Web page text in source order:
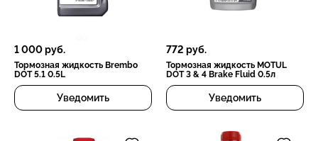
1 000руб.
Тормозная жидкость Brembo
DOT 5.1 0.5L
Уведомить
772 руб.
Тормозная жидкость MOTUL
DOT 3 & 4 Brake Fluid 0.5л
Уведомить